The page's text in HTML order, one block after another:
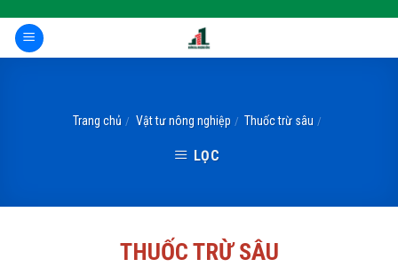
content
Trang chủ / Vật tư nông nghiệp / Thuốc trừ sâu /
LỌC
THUỐC TRỪ SÂU